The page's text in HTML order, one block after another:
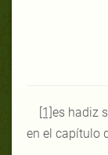
[1]es hadiz
en el capítulo